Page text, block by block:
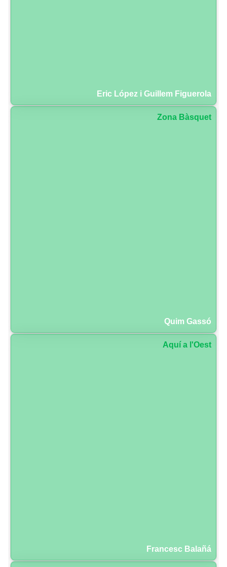
Eric López i Guillem Figuerola
Zona Bàsquet
Quim Gassó
Aquí a l'Oest
Francesc Balañá